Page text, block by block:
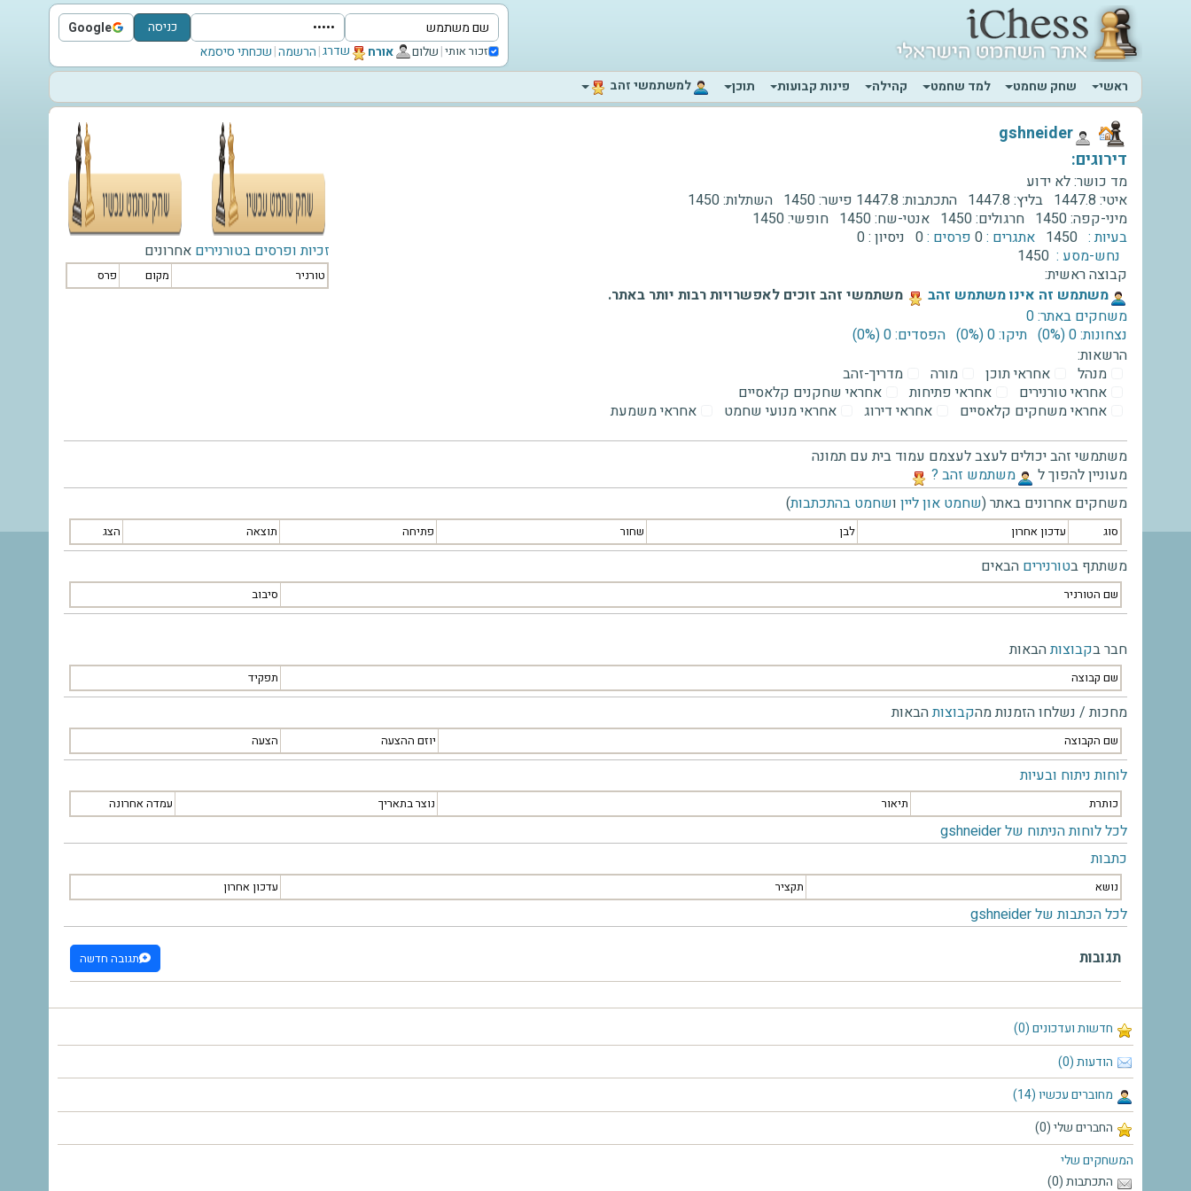
כניסה Google
Sign in with Google
זכור אותי|שלום ‫אורח‬ שדרג|הרשמה|שכחתי סיסמא
ראשי
שחק שחמט למד שחמט קהילה פינות קבועות תוכן ‫למשתמשי זהב‬
חדשות ועדכונים (0)
הודעות (0)
מחוברים עכשיו (14)
החברים שלי (0)
המשחקים שלי
התכתבות (0)
זכיות ופרסים בטורנירים אחרונים
טורניר מקום פרס
‫gshneider‬
דירוגים:
מד כושר:לא ידוע
איטי: 1447.8 בליץ: 1447.8 התכתבות: 1447.8 פישר:1450 השתלות:1450
מיני-קפה:1450 חרגולים:1450 אנטי-שח:1450 חופשי:1450
בעיות : 1450 אתגרים :0 פרסים :0 ניסיון :0
נחש-מסע : 1450
קבוצה ראשית:
‫משתמש זה אינו משתמש זהב‬
משתמשי זהב זוכים לאפשרויות רבות יותר באתר.
משחקים באתר: 0
נצחונות: 0 ‫(0%)‬
תיקו: 0 ‫(0%)‬
הפסדים: 0 ‫(0%)‬
הרשאות:
מנהל
אחראי תוכן מורה
מדריך-זהב
אחראי טורנירים
אחראי פתיחות
אחראי שחקנים קלאסיים
אחראי משחקים קלאסיים
אחראי דירוג אחראי מנועי שחמט אחראי משמעת
משתמשי זהב יכולים לעצב לעצמם עמוד בית עם תמונה
מעוניין להפוך ל
‫משתמש זהב ?‬
משחקים אחרונים באתר (שחמט און ליין ושחמט בהתכתבות)
סוג עדכון אחרון לבן שחור פתיחה תוצאה הצג
משתתף בטורנירים הבאים
שם הטורניר סיבוב
חבר בקבוצותהבאות
שם קבוצה תפקיד
מחכות / נשלחו הזמנות מהקבוצותהבאות
שם הקבוצה יוזם ההצעה הצעה
לוחות ניתוח ובעיות
כותרת תיאור נוצר בתאריך עמדה אחרונה
לכל לוחות הניתוח של gshneider
כתבות
נושא תקציר עדכון אחרון
לכל הכתבות של gshneider
תגובות תגובה חדשה